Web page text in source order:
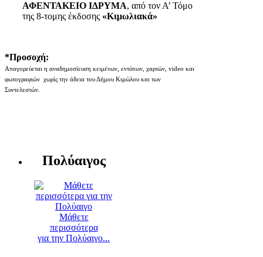
ΑΦΕΝΤΑΚΕΙΟ ΙΔΡΥΜΑ, από τον Α’ Τόμο
της 8-τομης έκδοσης «Κιμωλιακά»
*Προσοχή:
Απαγορεύεται η αναδημοσίευση κειμένων, εντύπων, χαρτών, video και
φωτογραφιών χωρίς την άδεια του Δήμου Κιμώλου και των
Συντελεστών.
Πολύαιγος
Μάθετε
περισσότερα
για την Πολύαιγο...